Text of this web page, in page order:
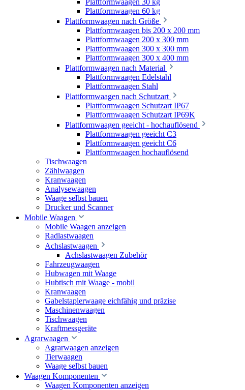
Plattformwaagen 60 kg
Plattformwaagen nach Größe
Plattformwaagen bis 200 x 200 mm
Plattformwaagen 200 x 300 mm
Plattformwaagen 300 x 300 mm
Plattformwaagen 300 x 400 mm
Plattformwaagen nach Material
Plattformwaagen Edelstahl
Plattformwaagen Stahl
Plattformwaagen nach Schutzart
Plattformwaagen Schutzart IP67
Plattformwaagen Schutzart IP69K
Plattformwaagen geeicht - hochauflösend
Plattformwaagen geeicht C3
Plattformwaagen geeicht C6
Plattformwaagen hochauflösend
Tischwaagen
Zählwaagen
Kranwaagen
Analysewaagen
Waage selbst bauen
Drucker und Scanner
Mobile Waagen
Mobile Waagen anzeigen
Radlastwaagen
Achslastwaagen
Achslastwaagen Zubehör
Fahrzeugwaagen
Hubwagen mit Waage
Hubtisch mit Waage - mobil
Kranwaagen
Gabelstaplerwaage eichfähig und präzise
Maschinenwaagen
Tischwaagen
Kraftmessgeräte
Agrarwaagen
Agrarwaagen anzeigen
Tierwaagen
Waage selbst bauen
Waagen Komponenten
Waagen Komponenten anzeigen